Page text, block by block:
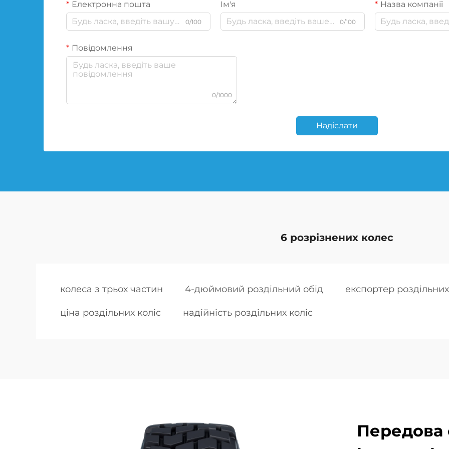
Електронна пошта
0/100
Ім'я
0/100
Назва компанії
Повідомлення
0/1000
Надіслати
6 розрізнених колес
колеса з трьох частин 4-дюймовий роздільний обід експортер
ціна роздільних коліс надійність роздільних коліс
Передова